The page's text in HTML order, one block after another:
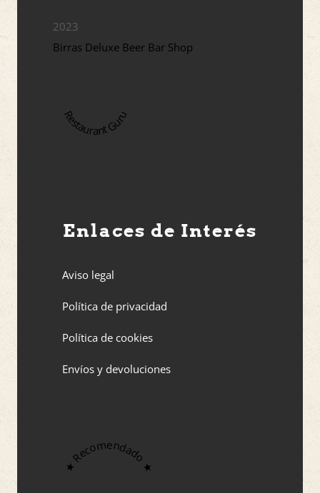
2023
Birras Deluxe Beer Bar Shop
Restaurant Guru
Enlaces de Interés
Aviso legal
Política de privacidad
Política de cookies
Envíos y devoluciones
★ Recomendado ★